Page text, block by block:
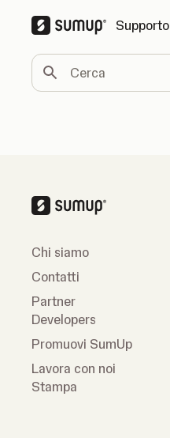
Supporto
Cerca
Chi siamo
Contatti
Partner
Developers
Promuovi SumUp
Lavora con noi
Stampa